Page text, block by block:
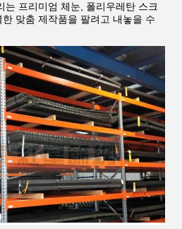
는 프리미엄 체눈, 폴리우레탄 스크
맞춤 제작품을 팔려고 내놓을 수